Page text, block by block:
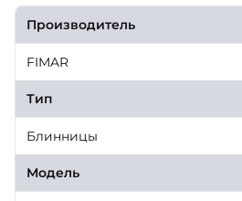
Производитель
FIMAR
Тип
Блинницы
Модель